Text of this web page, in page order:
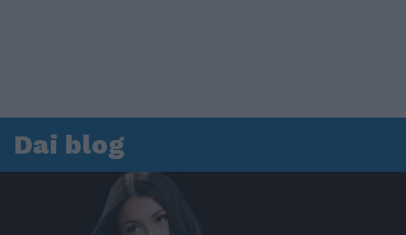
Dai blog